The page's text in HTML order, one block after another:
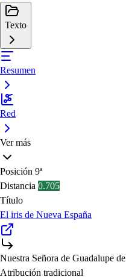
Texto
Resumen
Red
Ver más
Posición 9ª
Distancia 0.705
Título
El iris de Nueva España
Nuestra Señora de Guadalupe
Atribución tradicional